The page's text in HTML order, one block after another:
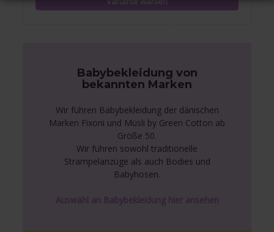
Babybekleidung von
bekannten Marken
Wir führen Babybekleidung der dänischen
Marken Fixoni und Müsli by Green Cotton ab
Größe 50.
Wir führen sowohl traditionelle
Strampelanzüge als auch Bodies und
Babyhosen.
Auswahl an Babybekleidung hier ansehen